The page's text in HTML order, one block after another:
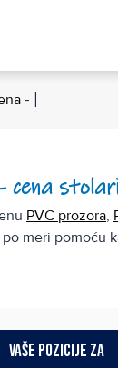
-
cena
PVC prozora,
po meri pomoću
Vaše pozicije za